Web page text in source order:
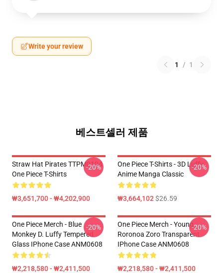
Write your review
1 / 1
베스트셀러 제품
Straw Hat Pirates TTPM0104
One Piece T-Shirts
₩3,651,700 - ₩4,202,900
-20%
One Piece T-Shirts - 3D Luffy
Anime Manga Classic
₩3,664,102$26.59
-20%
One Piece Merch - Blue
Monkey D. Luffy Tempered
Glass IPhone Case ANM0608
₩2,218,580 - ₩2,411,500
-20%
One Piece Merch - Young
Roronoa Zoro Transparent
IPhone Case ANM0608
₩2,218,580 - ₩2,411,500
-20%